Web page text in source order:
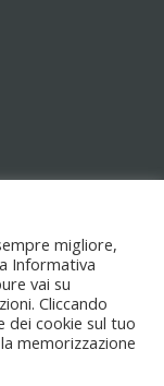
S.r.l.s. | Le
e le informazioni
migliore,
Informativa
vai su
Cliccando
dei cookie sul tuo
memorizzazione